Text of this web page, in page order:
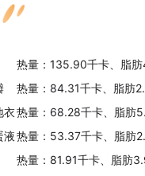
热量：135.90千卡、脂
热量：84.31千卡、脂肪
衣热量：68.28千卡、脂肪
液热量：53.37千卡、脂肪
热量：81.91千卡、脂肪